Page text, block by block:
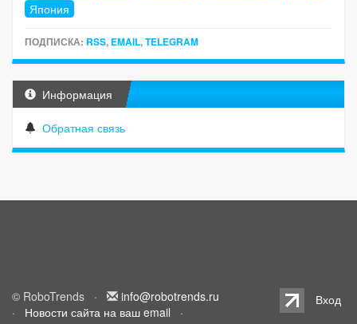
Япония
ПОДПИСКА: RSS, EMAIL,TELEGRAM
Информация
Обратная связь
© RoboTrends ·
info@robotrends.ru
· Новости сайта на ваш email ·
Вход